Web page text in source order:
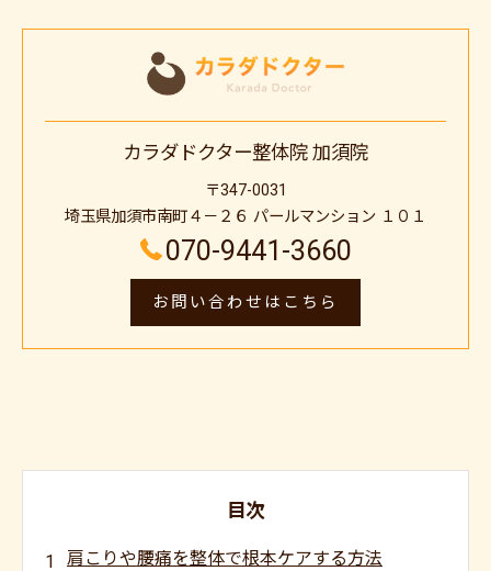
カラダドクター整体院 加須院
〒347-0031
埼玉県加須市南町４－２６ パールマンション １０１
070-9441-3660
お問い合わせはこちら
目次
肩こりや腰痛を整体で根本ケアする方法